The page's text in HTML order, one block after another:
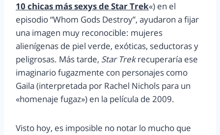
10 chicas más sexys de Star Trek«) en el
episodio “Whom Gods Destroy”, ayudaron a fijar
una imagen muy reconocible: mujeres
alienígenas de piel verde, exóticas, seductoras y
peligrosas. Más tarde, Star Trekrecuperaría ese
imaginario fugazmente con personajes como
Gaila (interpretada por Rachel Nichols para un
«homenaje fugaz») en la película de 2009.
Visto hoy, es imposible no notar lo mucho que